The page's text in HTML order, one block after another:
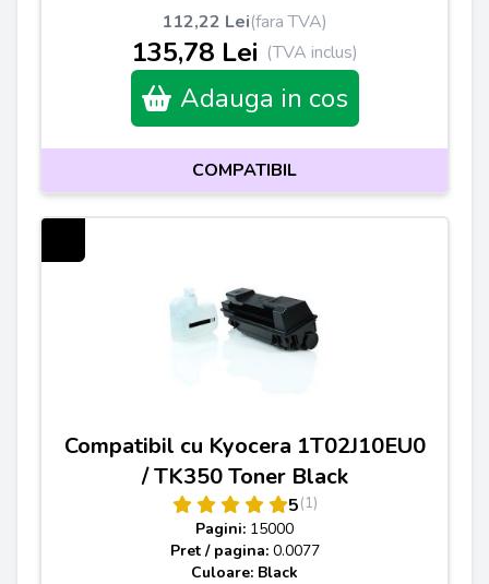
112,22 Lei(fara TVA)
135,78 Lei (TVA inclus)
Adauga in cos
COMPATIBIL
Compatibil cu Kyocera 1T02J10EU0
/ TK350 Toner Black
5(1)
Pagini: 15000
Pret / pagina: 0.0077
Culoare: Black